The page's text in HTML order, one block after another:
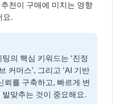
천이 구매에 미치는 영향
요.
의 핵심 키워드는 ‘진정
커머스’, 그리고 ‘AI 기반
뢰를 구축하고, 빠르게 변
맞추는 것이 중요해요.